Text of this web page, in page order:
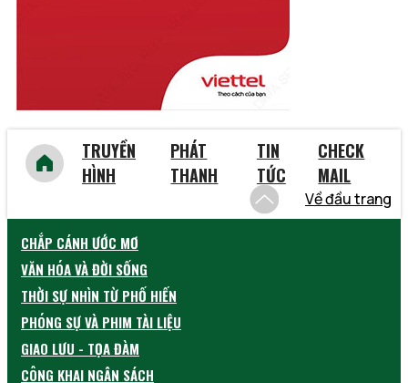
TRUYỀN
HÌNH
PHÁT
THANH
TIN
TỨC
CHECK
MAIL
Về đầu trang
CHẮP CÁNH ƯỚC MƠ
VĂN HÓA VÀ ĐỜI SỐNG
THỜI SỰ NHÌN TỪ PHỐ HIẾN
PHÓNG SỰ VÀ PHIM TÀI LIỆU
GIAO LƯU - TỌA ĐÀM
CÔNG KHAI NGÂN SÁCH